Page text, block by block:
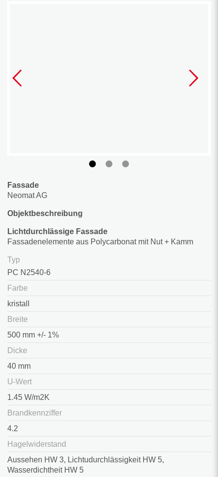
Fassade
Neomat AG
Objektbeschreibung
Lichtdurchlässige Fassade
Fassadenelemente aus Polycarbonat mit Nut + Kamm
Typ
PC N2540-6
Farbe
kristall
Breite
500 mm +/- 1%
Dicke
40 mm
U-Wert
1.45 W/m2K
Brandkennziffer
4.2
Hagelwiderstand
Aussehen HW 3, Lichtudurchlässigkeit HW 5,
Wasserdichtheit HW 5